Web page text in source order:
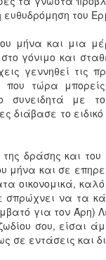
ευθυδρόμηση του
μήνα και μια
στο γόνιμο και
γεννηθεί τις
που τώρα
συνειδητά με
διάβασε το ειδικό
δράσης και του
μήνα και σε
οικονομικά,
σπρώχνει να τα
για τον Άρη)
σου, είσαι
σε εντάσεις και